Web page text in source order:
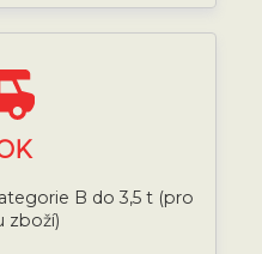
B do 3,5 t (pro
zboží)